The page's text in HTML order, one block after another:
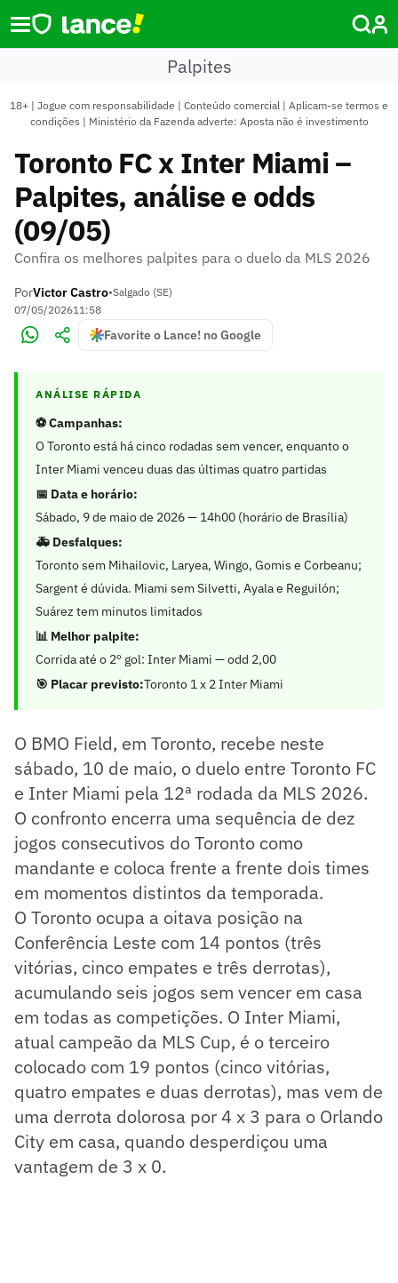
Palpites
18+ | Jogue com responsabilidade | Conteúdo comercial | Aplicam-se termos e
condições | Ministério da Fazenda adverte: Aposta não é investimento
Toronto FC x Inter Miami –
Palpites, análise e odds
(09/05)
Confira os melhores palpites para o duelo da MLS 2026
PorVictor Castro•Salgado (SE)
07/05/202611:58
Favorite o Lance! no Google
ANÁLISE RÁPIDA
⚽ Campanhas:
O Toronto está há cinco rodadas sem vencer, enquanto o
Inter Miami venceu duas das últimas quatro partidas
📅 Data e horário:
Sábado, 9 de maio de 2026 — 14h00 (horário de Brasília)
🚑 Desfalques:
Toronto sem Mihailovic, Laryea, Wingo, Gomis e Corbeanu;
Sargent é dúvida. Miami sem Silvetti, Ayala e Reguilón;
Suárez tem minutos limitados
📊 Melhor palpite:
Corrida até o 2º gol: Inter Miami — odd 2,00
🎯 Placar previsto:Toronto 1 x 2 Inter Miami
O BMO Field, em Toronto, recebe neste
sábado, 10 de maio, o duelo entre Toronto FC
e Inter Miami pela 12ª rodada da MLS 2026.
O confronto encerra uma sequência de dez
jogos consecutivos do Toronto como
mandante e coloca frente a frente dois times
em momentos distintos da temporada.
O Toronto ocupa a oitava posição na
Conferência Leste com 14 pontos (três
vitórias, cinco empates e três derrotas),
acumulando seis jogos sem vencer em casa
em todas as competições. O Inter Miami,
atual campeão da MLS Cup, é o terceiro
colocado com 19 pontos (cinco vitórias,
quatro empates e duas derrotas), mas vem de
uma derrota dolorosa por 4 x 3 para o Orlando
City em casa, quando desperdiçou uma
vantagem de 3 x 0.